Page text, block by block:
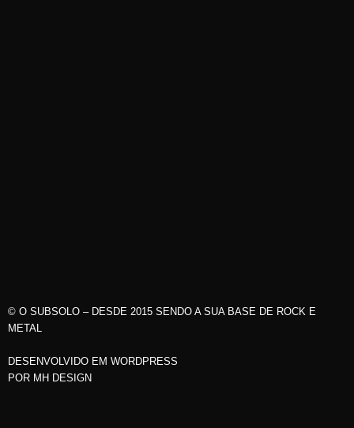
© O SUBSOLO – DESDE 2015 SENDO A SUA BASE DE ROCK E
METAL
DESENVOLVIDO EM WORDPRESS
POR MH DESIGN